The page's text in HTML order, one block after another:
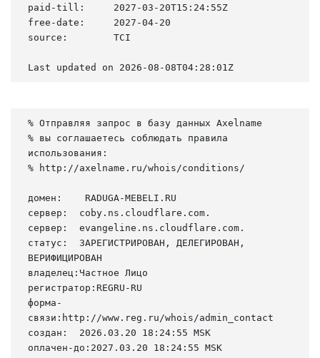
paid-till:     2027-03-20T15:24:55Z
free-date:     2027-04-20
source:        TCI
Last updated on 2026-08-08T04:28:01Z
% Отправляя запрос в базу данных Axelname
% вы соглашаетесь соблюдать правила
использования:
% http://axelname.ru/whois/conditions/
домен:    RADUGA-MEBELI.RU
сервер:  coby.ns.cloudflare.com.
сервер:  evangeline.ns.cloudflare.com.
статус:  ЗАРЕГИСТРИРОВАН, ДЕЛЕГИРОВАН,
ВЕРИФИЦИРОВАН
владелец:Частное Лицо
регистратор:REGRU-RU
форма-
связи:http://www.reg.ru/whois/admin_contact
создан:  2026.03.20 18:24:55 MSK
оплачен-до:2027.03.20 18:24:55 MSK